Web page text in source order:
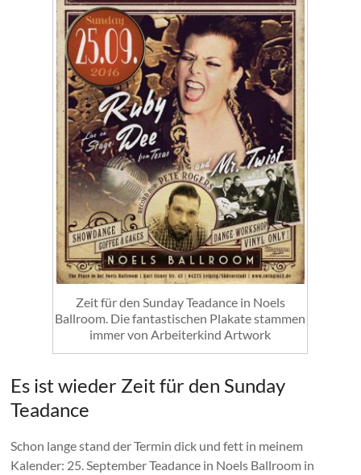
Zeit für den Sunday Teadance in Noels
Ballroom. Die fantastischen Plakate stammen
immer von Arbeiterkind Artwork
Es ist wieder Zeit für den Sunday
Teadance
Schon lange stand der Termin dick und fett in meinem
Kalender: 25. September Teadance in Noels Ballroom in